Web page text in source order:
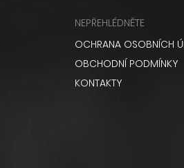
NEPŘEHLÉDNĚTE
OCHRANA OSOBNÍCH
OBCHODNÍ PODMÍNKY
KONTAKTY